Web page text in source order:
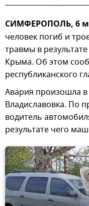
СИМФЕРОПОЛЬ, 6
человек погиб и
травмы в
Крыма. Об этом
республиканского
Авария произошла
Владиславовка. По
водитель
результате чего